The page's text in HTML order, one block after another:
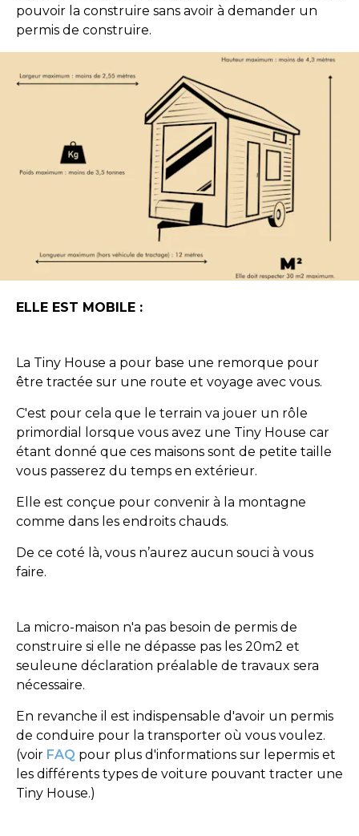
pouvoir la construire sans avoir à demander un
permis de construire.
ELLE EST MOBILE :
La Tiny House a pour base une remorque pour
être tractée sur une route et voyage avec vous.
C'est pour cela que le terrain va jouer un rôle
primordial lorsque vous avez une Tiny House car
étant donné que ces maisons sont de petite taille
vous passerez du temps en extérieur.
Elle est conçue pour convenir à la montagne
comme dans les endroits chauds.
De ce coté là, vous n’aurez aucun souci à vous
faire.
La micro-maison n'a pas besoin de permis de
construire si elle ne dépasse pas les 20m2 et
seuleune déclaration préalable de travaux sera
nécessaire.
En revanche il est indispensable d'avoir un permis
de conduire pour la transporter où vous voulez.
(voir FAQ pour plus d'informations sur lepermis et
les différents types de voiture pouvant tracter une
Tiny House.)